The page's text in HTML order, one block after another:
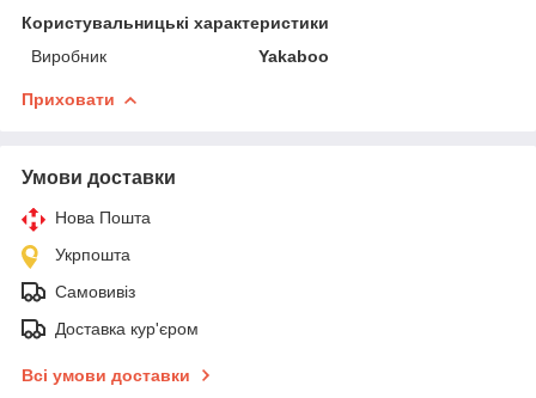
Користувальницькі характеристики
Виробник
Yakaboo
Приховати
Умови доставки
Нова Пошта
Укрпошта
Самовивіз
Доставка кур'єром
Всі умови доставки